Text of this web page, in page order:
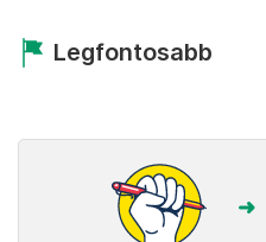
Legfontosabb